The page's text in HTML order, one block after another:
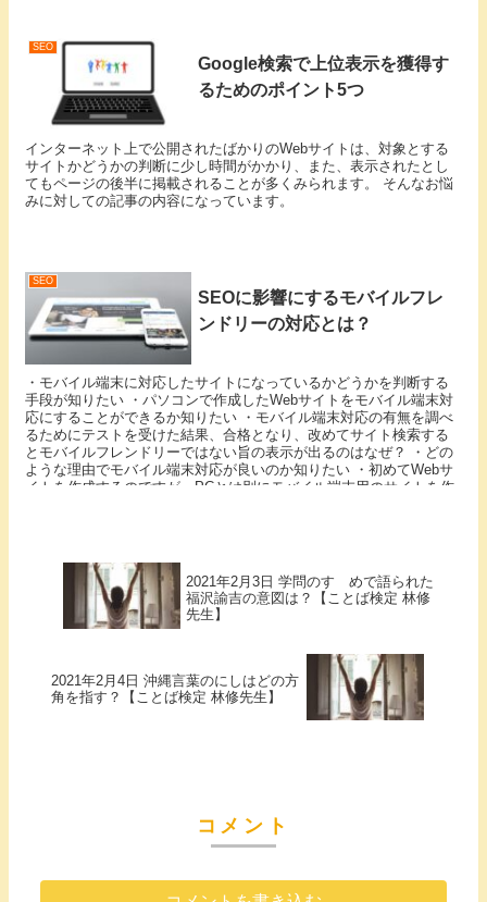
SEO
Google検索で上位表示を獲得す
るためのポイント5つ
インターネット上で公開されたばかりのWebサイトは、対象とする
サイトかどうかの判断に少し時間がかかり、また、表示されたとし
てもページの後半に掲載されることが多くみられます。 そんなお悩
みに対しての記事の内容になっています。
SEO
SEOに影響にするモバイルフレ
ンドリーの対応とは？
・モバイル端末に対応したサイトになっているかどうかを判断する
手段が知りたい ・パソコンで作成したWebサイトをモバイル端末対
応にすることができるか知りたい ・モバイル端末対応の有無を調べ
るためにテストを受けた結果、合格となり、改めてサイト検索する
とモバイルフレンドリーではない旨の表示が出るのはなぜ？ ・どの
ような理由でモバイル端末対応が良いのか知りたい ・初めてWebサ
イトを作成するのですが、PCとは別にモバイル端末用のサイトを作
2021年2月3日 学問のすゝめで語られた
福沢諭吉の意図は？【ことば検定 林修
先生】
2021年2月4日 沖縄言葉のにしはどの方
角を指す？【ことば検定 林修先生】
コメント